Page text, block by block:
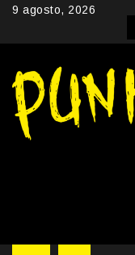
Skip9 agosto, 2026